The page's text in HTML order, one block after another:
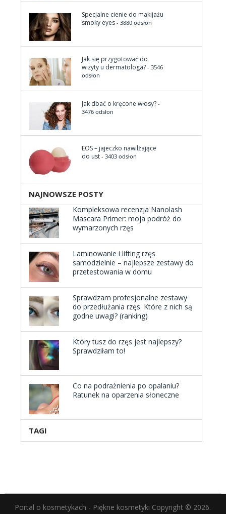
Specjalne cienie do makijażu
smoky eyes - 3880 odsłon
Jak się przygotować do
wizyty u dermatologa? - 3546
odsłon
Jak dbać o kręcone włosy? -
3476 odsłon
EOS – jajeczko nawilżające
do ust - 3403 odsłon
NAJNOWSZE POSTY
Kompleksowa recenzja Nanolash
Mascara Primer: moja podróż do
wymarzonych rzęs
Laminowanie i lifting rzęs
samodzielnie – najlepsze zestawy do
przetestowania w domu
Sprawdzam profesjonalne zestawy
do przedłużania rzęs. Które z nich są
godne uwagi? (ranking)
Który tusz do rzęs jest najlepszy?
Sprawdziłam to!
Co na podrażnienia po opalaniu?
Ratunek na oparzenia słoneczne
TAGI
Portal o kosmetykach - Piękne kosmetyki Copyright © 2026.